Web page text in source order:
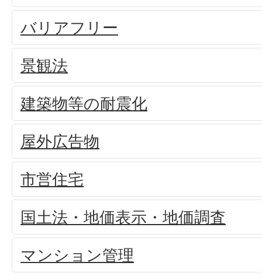
バリアフリー
景観法
建築物等の耐震化
屋外広告物
市営住宅
国土法・地価表示・地価調査
マンション管理